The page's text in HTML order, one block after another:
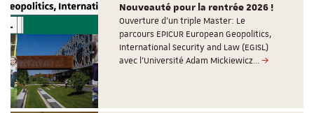
Nouveauté pour la rentrée 2026 !
Ouverture d'un triple Master: Le
parcours EPICUR European Geopolitics,
International Security and Law (EGISL)
avec l’Université Adam Mickiewicz…